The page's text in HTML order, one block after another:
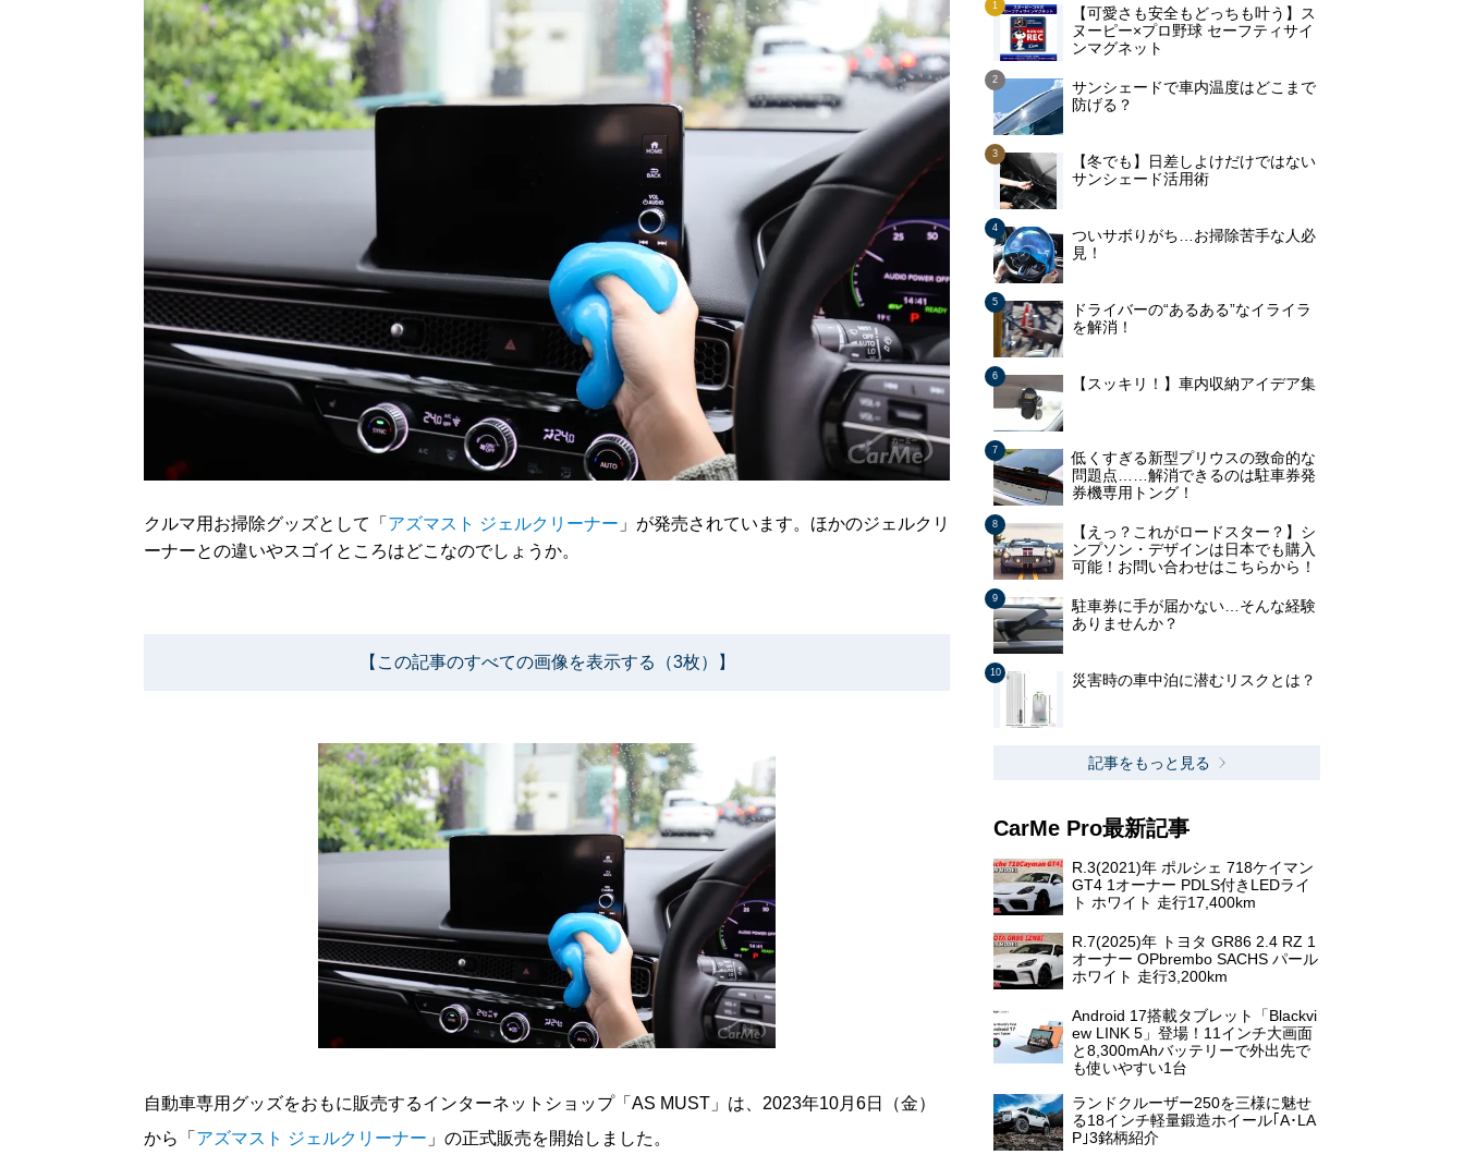
クルマ用お掃除グッズとして「 アズマスト ジェルクリーナー 」が発売されています。ほかのジェルクリ
ーナーとの違いやスゴイところはどこなのでしょうか。
【この記事のすべての画像を表示する（3枚）】
自動車専用グッズをおもに販売するインターネットショップ「AS MUST」は、2023年10月6日（金）
から「 アズマスト ジェルクリーナー 」の正式販売を開始しました。
【可愛さも安全もどっちも叶う】ス
ヌーピー×プロ野球 セーフティサイ
ンマグネット
サンシェードで車内温度はどこまで
防げる？
【冬でも】日差しよけだけではない
サンシェード活用術
ついサボりがち…お掃除苦手な人必
見！
ドライバーの“あるある”なイライラ
を解消！
【スッキリ！】車内収納アイデア集
低くすぎる新型プリウスの致命的な
問題点……解消できるのは駐車券発
券機専用トング！
【えっ？これがロードスター？】シ
ンプソン・デザインは日本でも購入
可能！お問い合わせはこちらから！
駐車券に手が届かない…そんな経験
ありませんか？
災害時の車中泊に潜むリスクとは？
記事をもっと見る
CarMe Pro最新記事
R.3(2021)年 ポルシェ 718ケイマン
GT4 1オーナー PDLS付きLEDライ
ト ホワイト 走行17,400km
R.7(2025)年 トヨタ GR86 2.4 RZ 1
オーナー OPbrembo SACHS パール
ホワイト 走行3,200km
Android 17搭載タブレット「Blackvi
ew LINK 5」登場！11インチ大画面
と8,300mAhバッテリーで外出先で
も使いやすい1台
ランドクルーザー250を三様に魅せ
る18インチ軽量鍛造ホイール｢A･LA
P｣3銘柄紹介